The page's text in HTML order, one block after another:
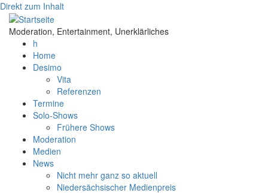
Direkt zum Inhalt
Moderation, Entertainment, Unerklärliches
h
Home
Desimo
Vita
Referenzen
Termine
Solo-Shows
Frühere Shows
Moderation
Medien
News
Nicht mehr ganz so aktuell
Niedersächsischer Medienpreis